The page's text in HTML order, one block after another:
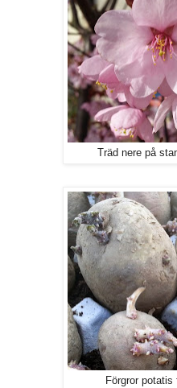
Träd nere på
Förgror